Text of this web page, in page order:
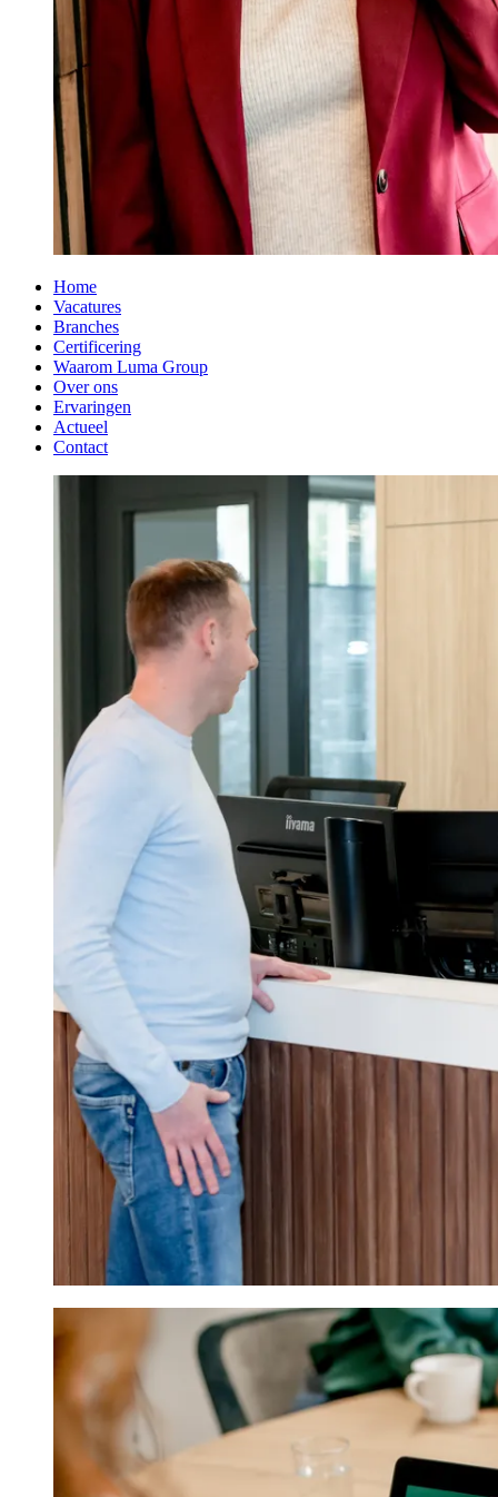
Home
Vacatures
Branches
Certificering
Waarom Luma Group
Over ons
Ervaringen
Actueel
Contact